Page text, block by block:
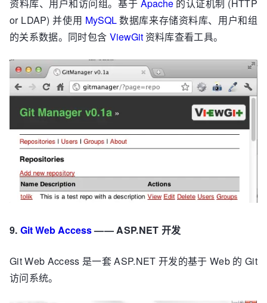
资料库、用户和访问组。基于 Apache的认证机制 (HTTP
or LDAP) 并使用 MySQL数据库来存储资料库、用户和组
的关系数据。同时包含 ViewGit资料库查看工具。
9. Git Web Access—— ASP.NET 开发
Git Web Access 是一套 ASP.NET 开发的基于 Web 的 Git
访问系统。